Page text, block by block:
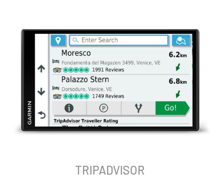
TRIPADVISOR